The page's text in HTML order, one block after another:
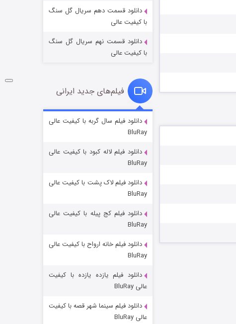
قسمت ۲ (زیرنویس) منتشر شد
شکست استوارت در نجات جهان
قسمت
شوگر فصل ۲
دانلود قسمت دهم سریال گل سنگ
با کیفیت عالی
دانلود قسمت نهم سریال گل سنگ
با کیفیت عالی
فیلم‌های جدید ایرانی
دانلود فیلم سال گربه با کیفیت عالی
BluRay
دانلود فیلم لاله کبود با کیفیت عالی
BluRay
دانلود فیلم لاک پشت با کیفیت عالی
BluRay
دانلود فیلم کج‌ پیله با کیفیت عالی
BluRay
دانلود فیلم خانه ارواح با کیفیت عالی
BluRay
دانلود فیلم یازده یازده با کیفیت
عالی BluRay
دانلود فیلم سینما شهر قصه با کیفیت
عالی BluRay